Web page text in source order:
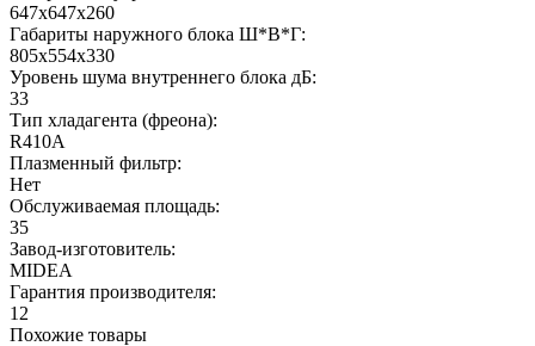
647x647x260
Габариты наружного блока Ш*В*Г:
805x554x330
Уровень шума внутреннего блока дБ:
33
Тип хладагента (фреона):
R410A
Плазменный фильтр:
Нет
Обслуживаемая площадь:
35
Завод-изготовитель:
MIDEA
Гарантия производителя:
12
Похожие товары